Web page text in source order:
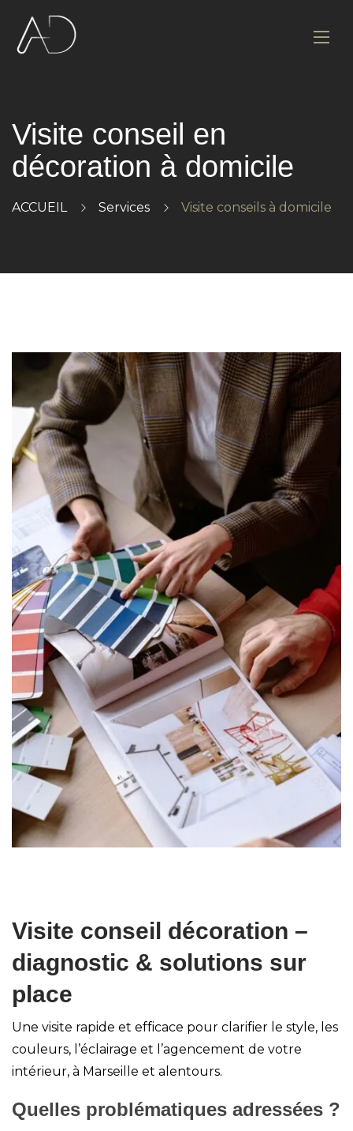
Visite conseil en
décoration à domicile
ACCUEIL Services Visite conseils à domicile
Visite conseil décoration –
diagnostic & solutions sur
place
Une visite rapide et efficace pour clarifier le style, les
couleurs, l’éclairage et l’agencement de votre
intérieur, à Marseille et alentours.
Quelles problématiques adressées ?